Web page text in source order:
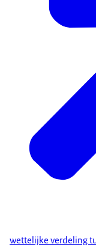
wettelijke verdeling